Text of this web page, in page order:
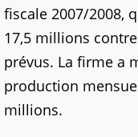
fiscale 2007/2008,
17,5 millions
prévus. La firme a
production
millions.